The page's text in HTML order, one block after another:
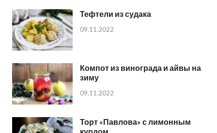
Тефтели из судака
09.11.2022
Компот из винограда и айвы на
зиму
09.11.2022
Торт «Павлова» с лимонным